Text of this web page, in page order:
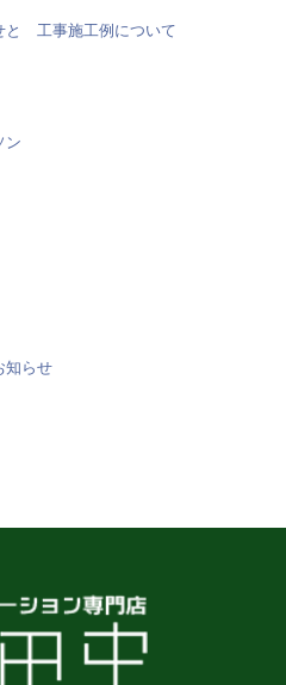
と 工事施工例について
ン
知らせ